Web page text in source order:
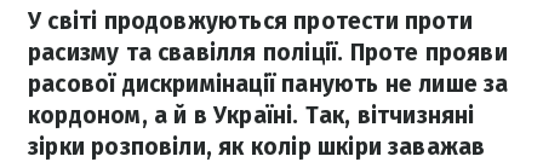
У світі продовжуються протести проти
расизму та свавілля поліції. Проте прояви
расової дискримінації панують не лише за
кордоном, а й в Україні. Так, вітчизняні
зірки розповіли, як колір шкіри заважав